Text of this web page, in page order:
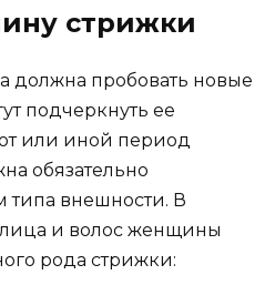
стрижки
пробовать новые
подчеркнуть ее
или иной период
обязательно
типа внешности. В
лица и волос женщины
рода стрижки: